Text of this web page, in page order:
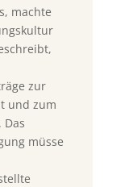
machte
zur
und zum
Das
müsse